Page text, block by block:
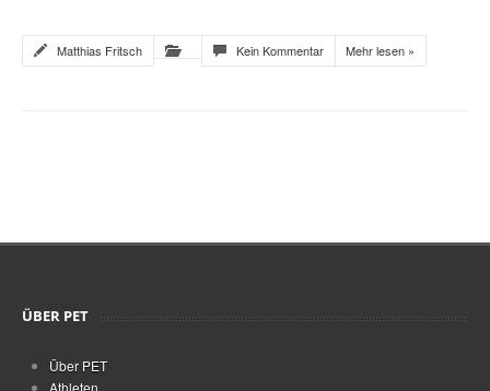
Matthias Fritsch Kein Kommentar Mehr lesen »
ÜBER PET
Über PET
Athleten